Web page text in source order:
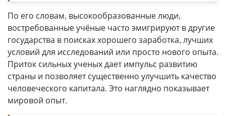
По его словам, высокообразованные люди,
востребованные учёные часто эмигрируют в другие
государства в поисках хорошего заработка, лучших
условий для исследований или просто нового опыта.
Приток сильных ученых дает импульс развитию
страны и позволяет существенно улучшить качество
человеческого капитала. Это наглядно показывает
мировой опыт.